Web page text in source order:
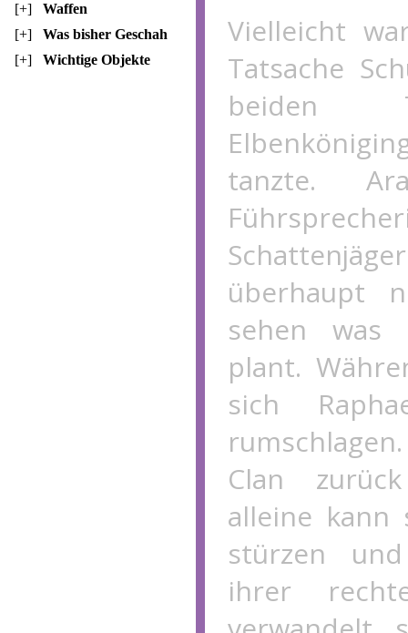
[+]
Waffen
[+]
Was bisher Geschah
[+]
Wichtige Objekte
Vielleicht
Tatsache
beiden
tanzte.
überhaupt
sehen was
plant.
sich
Clan
alleine kann
stürzen
ihrer